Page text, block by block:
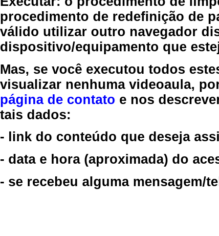
procedimento de redefinição de
válido utilizar outro navegador
dispositivo/equipamento que
Mas, se você executou todos
visualizar nenhuma videoaula,
página de contato e nos
tais dados:
- link do conteúdo que deseja
- data e hora (aproximada) do
- se recebeu alguma mensagem/